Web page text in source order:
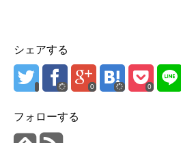
シェアする
0 0
フォローする